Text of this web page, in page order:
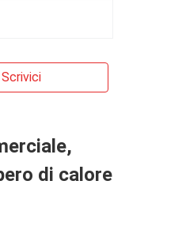
Scrivici
di calore